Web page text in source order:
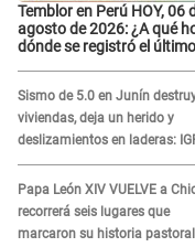
Temblor en Perú HOY, 06
agosto de 2026: ¿A qué
dónde se registró el último
Sismo de 5.0 en Junín
viviendas, deja un herido y
deslizamientos en laderas:
alerta sobre posibles réplicas
Papa León XIV VUELVE a
recorrerá seis lugares que
marcaron su historia pastoral